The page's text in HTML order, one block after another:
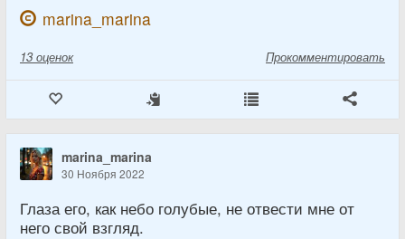
marina_marina
13 оценок Прокомментировать
marina_marina
30 Ноября 2022
Глаза его, как небо голубые, не отвести мне от
него свой взгляд.